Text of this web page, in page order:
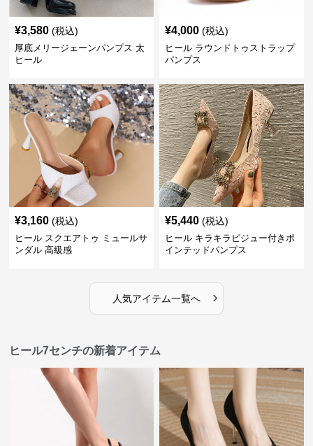
¥3,580 (税込)
厚底メリージェーンパンプス 太
ヒール
¥4,000 (税込)
ヒール ラウンドトゥストラップ
パンプス
¥3,160 (税込)
ヒール スクエアトゥ ミュールサ
ンダル 高級感
¥5,440 (税込)
ヒール キラキラビジュー付きポ
インテッドパンプス
人気アイテム一覧へ ›
ヒール7センチの新着アイテム